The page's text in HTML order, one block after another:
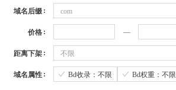
域名后缀 com
价格
距离下架 不限
域名属性 Bd收录：不限 Bd权重：不限